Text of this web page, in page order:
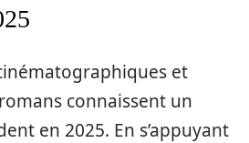
et
connaissent un
en 2025. En s’appuyant